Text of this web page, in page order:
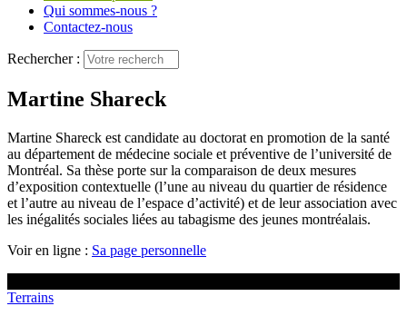
Qui sommes-nous ?
Contactez-nous
Rechercher :
Martine Shareck
Martine Shareck est candidate au doctorat en promotion de la santé
au département de médecine sociale et préventive de l’université de
Montréal. Sa thèse porte sur la comparaison de deux mesures
d’exposition contextuelle (l’une au niveau du quartier de résidence
et l’autre au niveau de l’espace d’activité) et de leur association avec
les inégalités sociales liées au tabagisme des jeunes montréalais.
Voir en ligne : Sa page personnelle
Terrains